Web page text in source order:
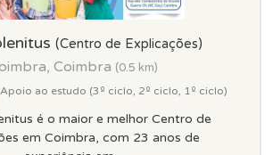
(Centro de Explicações)
Coimbra (0.5 km)
ao estudo (3º ciclo, 2º ciclo, 1º ciclo)
é o maior e melhor Centro de
em Coimbra, com 23 anos de